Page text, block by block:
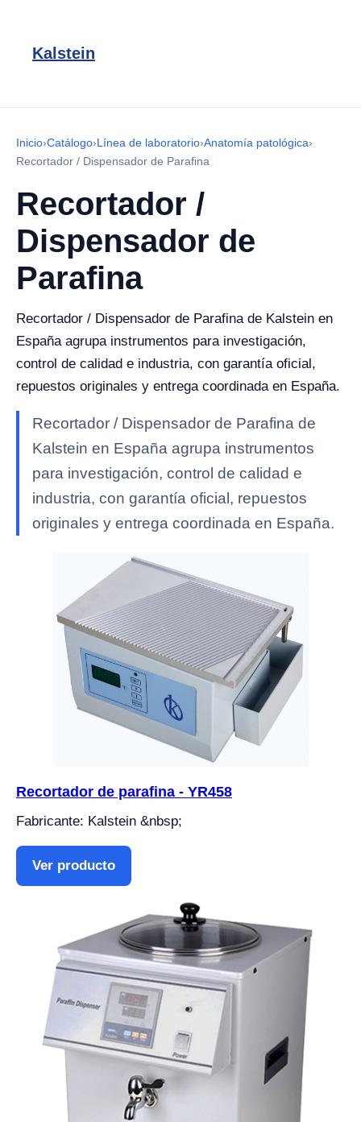
Kalstein
Inicio›Catálogo›Línea de laboratorio›Anatomía patológica›
Recortador / Dispensador de Parafina
Recortador /
Dispensador de
Parafina
Recortador / Dispensador de Parafina de Kalstein en
España agrupa instrumentos para investigación,
control de calidad e industria, con garantía oficial,
repuestos originales y entrega coordinada en España.
Recortador / Dispensador de Parafina de
Kalstein en España agrupa instrumentos
para investigación, control de calidad e
industria, con garantía oficial, repuestos
originales y entrega coordinada en España.
Recortador de parafina - YR458
Fabricante: Kalstein &nbsp;
Ver producto